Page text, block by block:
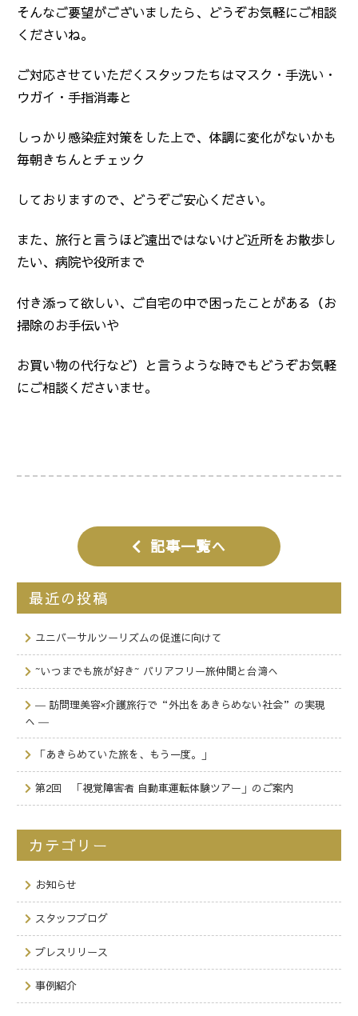
そんなご要望がございましたら、どうぞお気軽にご相談
くださいね。
ご対応させていただくスタッフたちはマスク・手洗い・
ウガイ・手指消毒と
しっかり感染症対策をした上で、体調に変化がないかも
毎朝きちんとチェック
しておりますので、どうぞご安心ください。
また、旅行と言うほど遠出ではないけど近所をお散歩し
たい、病院や役所まで
付き添って欲しい、ご自宅の中で困ったことがある（お
掃除のお手伝いや
お買い物の代行など）と言うような時でもどうぞお気軽
にご相談くださいませ。
記事一覧へ
最近の投稿
ユニバーサルツーリズムの促進に向けて
~いつまでも旅が好き~ バリアフリー旅仲間と台湾へ
― 訪問理美容×介護旅行で“外出をあきらめない社会”の実現
へ ―
「あきらめていた旅を、もう一度。」
第2回 「視覚障害者 自動車運転体験ツアー」のご案内
カテゴリー
お知らせ
スタッフブログ
プレスリリース
事例紹介